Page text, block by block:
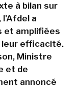
à bilan sur
l'Afdel a
et amplifiées
leur efficacité.
Ministre
et de
annoncé